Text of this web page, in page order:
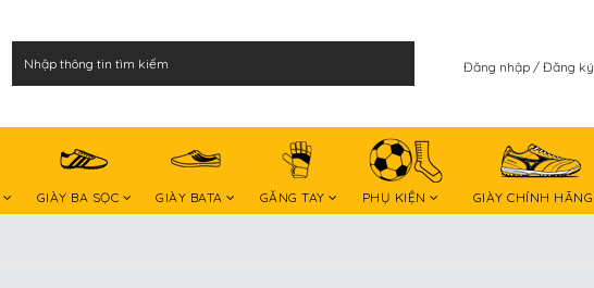
Đăng nhập Đăng ký
GIÀY BA SỌC GIÀY BATA GĂNG TAY PHỤ KIỆN GIÀY CHÍNH HÃNG